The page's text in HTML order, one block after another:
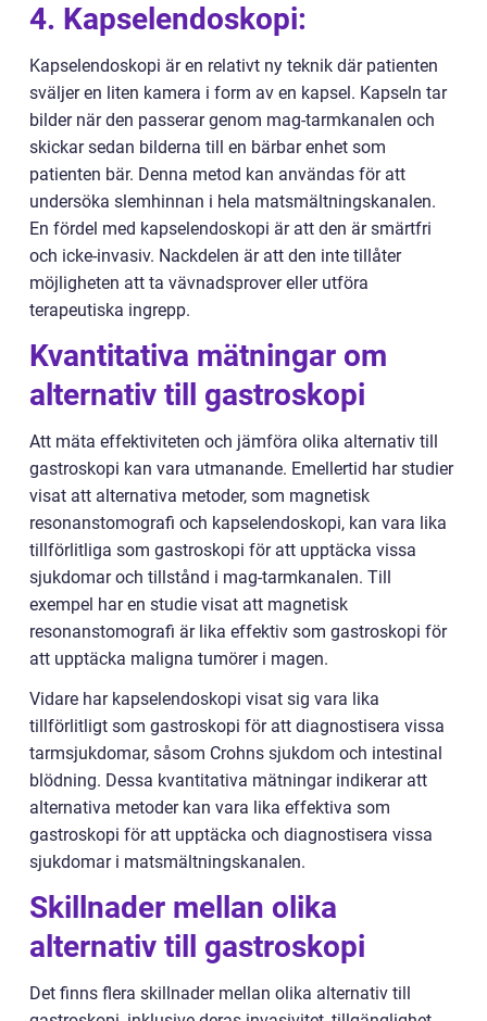
4. Kapselendoskopi:
Kapselendoskopi är en relativt ny teknik där patienten
sväljer en liten kamera i form av en kapsel. Kapseln tar
bilder när den passerar genom mag-tarmkanalen och
skickar sedan bilderna till en bärbar enhet som
patienten bär. Denna metod kan användas för att
undersöka slemhinnan i hela matsmältningskanalen.
En fördel med kapselendoskopi är att den är smärtfri
och icke-invasiv. Nackdelen är att den inte tillåter
möjligheten att ta vävnadsprover eller utföra
terapeutiska ingrepp.
Kvantitativa mätningar om
alternativ till gastroskopi
Att mäta effektiviteten och jämföra olika alternativ till
gastroskopi kan vara utmanande. Emellertid har studier
visat att alternativa metoder, som magnetisk
resonanstomografi och kapselendoskopi, kan vara lika
tillförlitliga som gastroskopi för att upptäcka vissa
sjukdomar och tillstånd i mag-tarmkanalen. Till
exempel har en studie visat att magnetisk
resonanstomografi är lika effektiv som gastroskopi för
att upptäcka maligna tumörer i magen.
Vidare har kapselendoskopi visat sig vara lika
tillförlitligt som gastroskopi för att diagnostisera vissa
tarmsjukdomar, såsom Crohns sjukdom och intestinal
blödning. Dessa kvantitativa mätningar indikerar att
alternativa metoder kan vara lika effektiva som
gastroskopi för att upptäcka och diagnostisera vissa
sjukdomar i matsmältningskanalen.
Skillnader mellan olika
alternativ till gastroskopi
Det finns flera skillnader mellan olika alternativ till